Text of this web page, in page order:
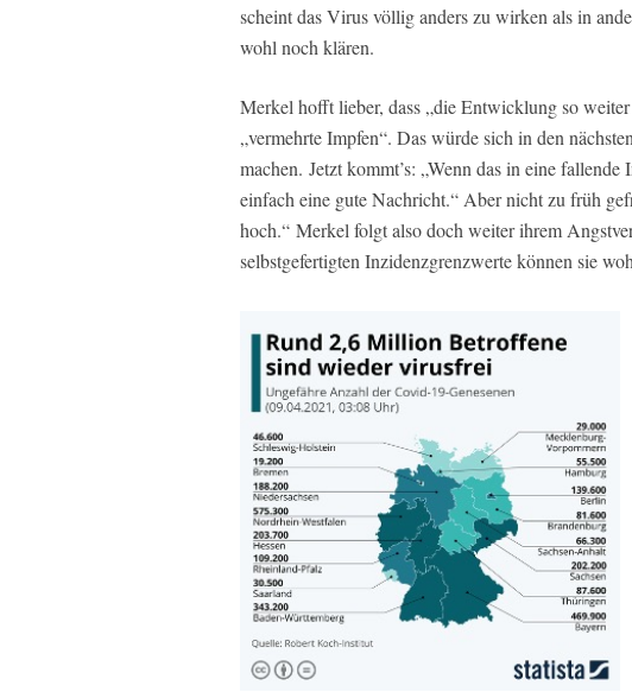
scheint das Virus völlig anders zu wirken als in
wohl noch klären.
Merkel hofft lieber, dass „die Entwicklung so
„vermehrte Impfen“. Das würde sich in den
machen. Jetzt kommt’s: „Wenn das in eine
einfach eine gute Nachricht.“ Aber nicht zu früh
hoch.“ Merkel folgt also doch weiter ihrem
selbstgefertigten Inzidenzgrenzwerte können sie